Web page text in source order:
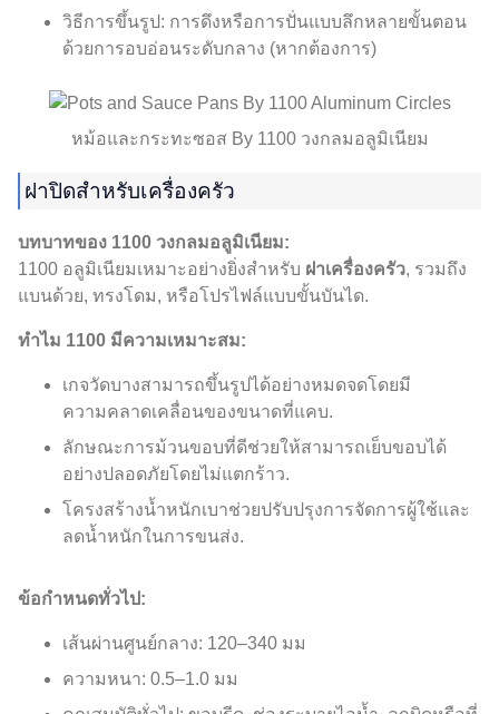
วิธีการขึ้นรูป: การดึงหรือการปั่นแบบลึกหลายขั้นตอน
ด้วยการอบอ่อนระดับกลาง (หากต้องการ)
หม้อและกระทะซอส By 1100 วงกลมอลูมิเนียม
ฝาปิดสำหรับเครื่องครัว
บทบาทของ 1100 วงกลมอลูมิเนียม:
1100 อลูมิเนียมเหมาะอย่างยิ่งสำหรับ ฝาเครื่องครัว, รวมถึง
แบนด้วย, ทรงโดม, หรือโปรไฟล์แบบขั้นบันได.
ทำไม 1100 มีความเหมาะสม:
เกจวัดบางสามารถขึ้นรูปได้อย่างหมดจดโดยมี
ความคลาดเคลื่อนของขนาดที่แคบ.
ลักษณะการม้วนขอบที่ดีช่วยให้สามารถเย็บขอบได้
อย่างปลอดภัยโดยไม่แตกร้าว.
โครงสร้างน้ำหนักเบาช่วยปรับปรุงการจัดการผู้ใช้และ
ลดน้ำหนักในการขนส่ง.
ข้อกำหนดทั่วไป:
เส้นผ่านศูนย์กลาง: 120–340 มม
ความหนา: 0.5–1.0 มม